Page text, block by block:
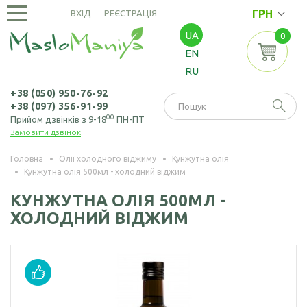
ВХІД РЕЄСТРАЦІЯ ГРН
UA
EN
RU
+38 (050) 950-76-92
+38 (097) 356-91-99
Прийом дзвінків з 9-1800 ПН-ПТ
Замовити дзвінок
0
ОЛІЇ
ХОЛОДНОГО
Амарантова олія
Арахісова олія
кісточок олія
кісточок олія
Гірчична олія
олія
ОЛІЇ
ЕКСТРАКЦІЙНІ
Амарантова олія
Зародків пшениці
БОРОШНО
Борошно
амарантове
Борошно з
Борошно гірчичне
Насіння амаранту
Насіння коноплі
Насіння кунжуту
Головна Олії холодного віджиму
Кунжутна олія
Кунжутна олія 500мл - холодний віджим
КУНЖУТНА ОЛІЯ 500МЛ -
ХОЛОДНИЙ ВІДЖИМ